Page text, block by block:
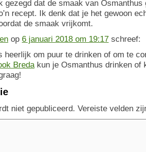
gezegd dat de smaak van Osmanthus
recept. Ik denk dat je het gewoon
de smaak vrijkomt.
op 6 januari 2018 om 19:17 schreef:
heerlijk om puur te drinken of om te
Breda kun je Osmanthus drinken of
niet gepubliceerd. Vereiste velden